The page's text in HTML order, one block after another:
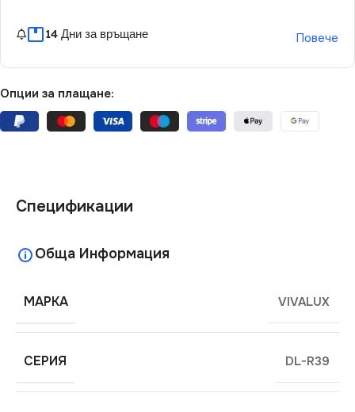
14 Дни за връщане Повече
Опции за плащане:
Спецификации
Обща Информация
МАРКА VIVALUX
СЕРИЯ DL-R39